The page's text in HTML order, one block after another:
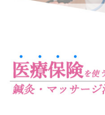
無料体験について
求人について